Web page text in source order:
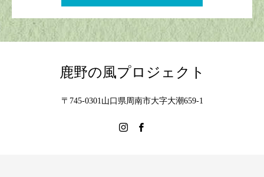
鹿野の風プロジェクト
〒745-0301山口県周南市大字大潮659-1